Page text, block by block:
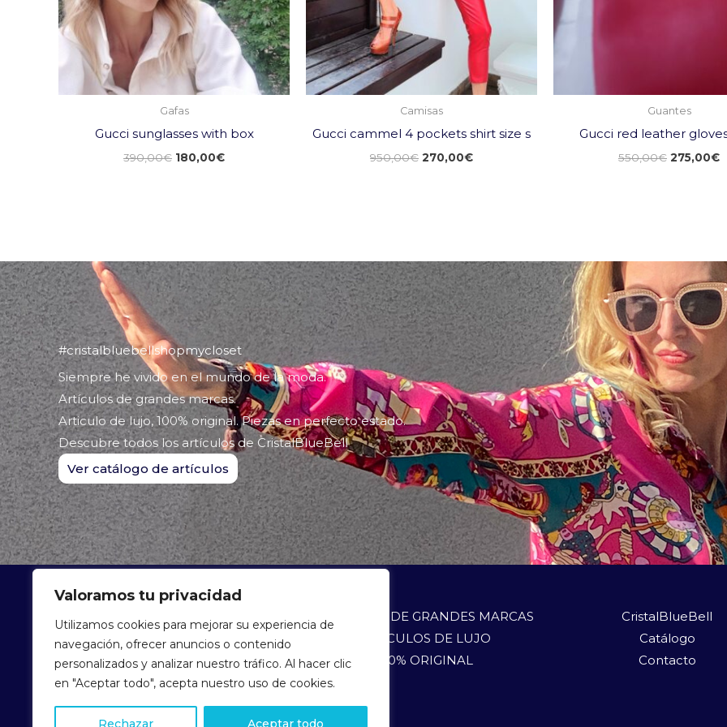
Valoramos tu privacidad
Utilizamos cookies para mejorar su experiencia de
navegación, ofrecer anuncios o contenido
personalizados y analizar nuestro tráfico. Al hacer clic
en "Aceptar todo", acepta nuestro uso de cookies.
Rechazar Aceptar todo
Gafas
Gucci sunglasses with box
390,00€ 180,00€
Camisas
Gucci cammel 4 pockets shirt size s
950,00€ 270,00€
Guantes
Gucci red leather
550,00€ 275,00€
#cristalbluebellshopmycloset
Siempre he vivido en el mundo de la moda.
Artículos de grandes marcas.
Articulo de lujo, 100% original. Piezas en perfecto estado.
Descubre todos los artículos de CristalBlueBell
Ver catálogo de artículos
ARTÍCULOS DE GRANDES MARCAS
ARTÍCULOS DE LUJO
100% ORIGINAL
CristalBlueBell
Catálogo
Contacto